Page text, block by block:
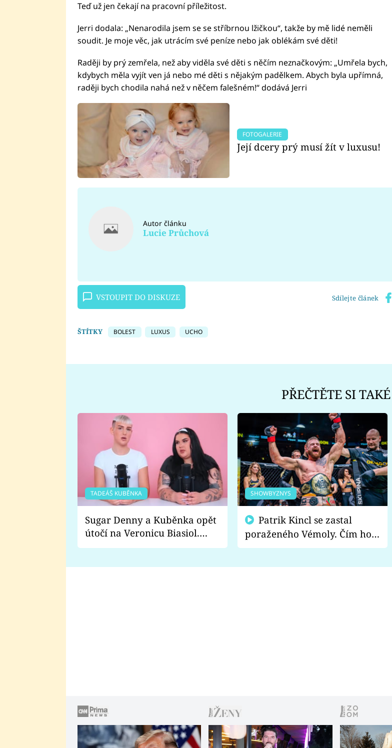
Teď už jen čekají na pracovní příležitost.
Jerri dodala: „Nenarodila jsem se se stříbrnou lžičkou“, takže by mě lidé neměli
soudit. Je moje věc, jak utrácím své peníze nebo jak oblékám své děti!
Raději by prý zemřela, než aby viděla své děti s něčím neznačkovým: „Umřela bych,
kdybych měla vyjít ven já nebo mé děti s nějakým padělkem. Abych byla upřímná,
raději bych chodila nahá než v něčem falešném!“ dodává Jerri
FOTOGALERIE
Její dcery prý musí žít v luxusu!
Autor článku
Lucie Průchová
VSTOUPIT DO DISKUZE Sdílejte článek
ŠTÍTKY BOLEST LUXUS UCHO
PŘEČTĚTE SI TAKÉ
TADEÁŠ KUBĚNKA
Sugar Denny a Kuběnka opět
útočí na Veronicu Biasiol.
Proč je podle nich falešná a
SHOWBYZNYS
poraženého Vémoly. Čím ho
fanoušci naštvali?